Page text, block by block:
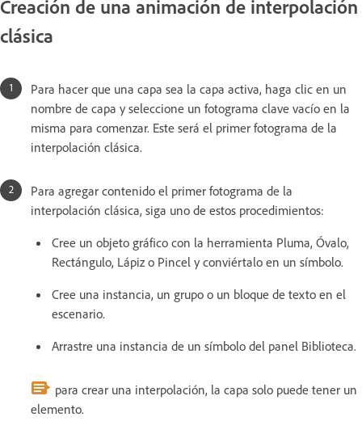
Creación de una animación de interpolación
clásica
Para hacer que una capa sea la capa activa, haga clic en un
nombre de capa y seleccione un fotograma clave vacío en la
misma para comenzar. Este será el primer fotograma de la
interpolación clásica.
Para agregar contenido el primer fotograma de la
interpolación clásica, siga uno de estos procedimientos:
Cree un objeto gráfico con la herramienta Pluma, Óvalo,
Rectángulo, Lápiz o Pincel y conviértalo en un símbolo.
Cree una instancia, un grupo o un bloque de texto en el
escenario.
Arrastre una instancia de un símbolo del panel Biblioteca.
para crear una interpolación, la capa solo puede tener un
elemento.